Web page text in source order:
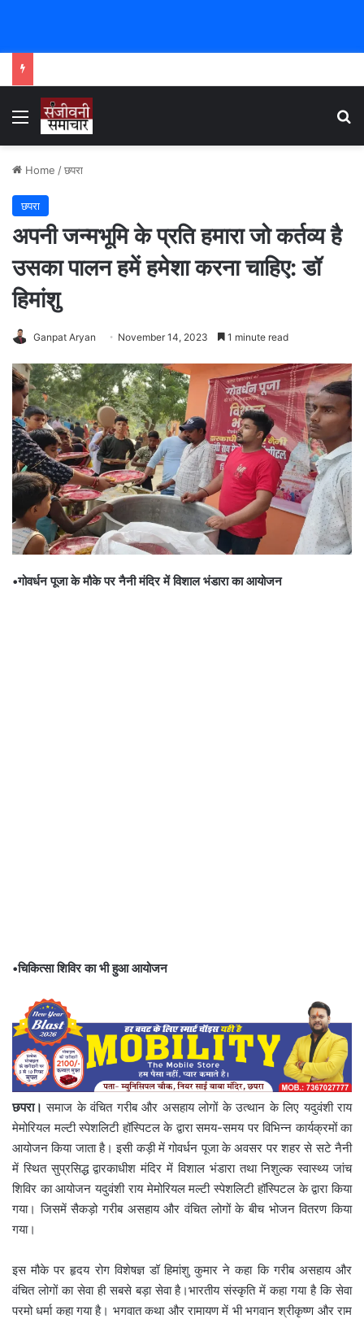
Menu
Home /छपरा
छपरा
अपनी जन्मभूमि के प्रति हमारा जो कर्तव्य है
उसका पालन हमें हमेशा करना चाहिए: डॉ
हिमांशु
Ganpat Aryan November 14, 2023 1 minute read
•गोवर्धन पूजा के मौके पर नैनी मंदिर में विशाल भंडारा का आयोजन
•चिकित्सा शिविर का भी हुआ आयोजन
छपरा। समाज के वंचित गरीब और असहाय लोगों के उत्थान के लिए यदुवंशी राय
मेमोरियल मल्टी स्पेशलिटी हॉस्पिटल के द्वारा समय-समय पर विभिन्न कार्यक्रमों का
आयोजन किया जाता है। इसी कड़ी में गोवर्धन पूजा के अवसर पर शहर से सटे नैनी
में स्थित सुप्रसिद्ध द्वारकाधीश मंदिर में विशाल भंडारा तथा निशुल्क स्वास्थ्य जांच
शिविर का आयोजन यदुवंशी राय मेमोरियल मल्टी स्पेशलिटी हॉस्पिटल के द्वारा किया
गया। जिसमें सैकड़ो गरीब असहाय और वंचित लोगों के बीच भोजन वितरण किया
गया।
इस मौके पर हृदय रोग विशेषज्ञ डॉ हिमांशु कुमार ने कहा कि गरीब असहाय और
वंचित लोगों का सेवा ही सबसे बड़ा सेवा है।भारतीय संस्कृति में कहा गया है कि सेवा
परमो धर्मा कहा गया है। भगवात कथा और रामायण में भी भगवान श्रीकृष्ण और राम